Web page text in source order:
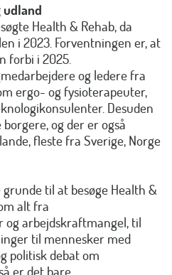
udland
Health & Rehab, da
i 2023. Forventningen er, at
forbi i 2025.
og ledere fra
ergo- og fysioterapeuter,
Desuden
og der er også
fleste fra Sverige, Norge
til at besøge Health &
alt fra
arbejdskraftmangel, til
til mennesker med
politisk debat om
er det bare